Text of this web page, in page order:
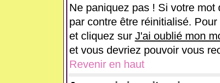
Ne paniquez pas ! Si votre
par contre être réinitialisé.
et cliquez sur J'ai oublié mon
et vous devriez pouvoir vous
Revenir en haut